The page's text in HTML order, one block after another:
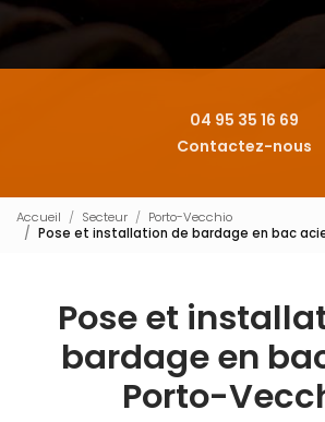
04 95 35 16 69
Contactez-nous
Accueil Secteur
Porto-Vecchio
Pose et installation de bardage en bac
Pose et
bardage en
Porto-